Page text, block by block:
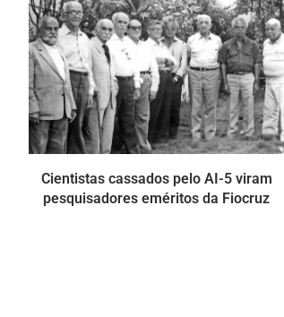
Cientistas cassados pelo AI-5 viram
pesquisadores eméritos da Fiocruz